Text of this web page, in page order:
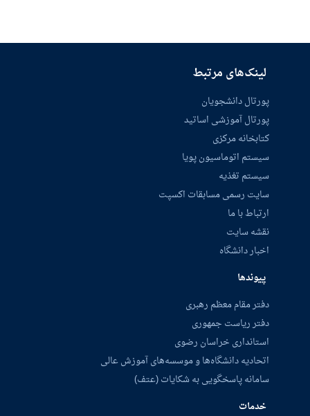
لینک‌های مرتبط
پورتال دانشجویان
پورتال آموزشی اساتید
کتابخانه مرکزی
سیستم اتوماسیون پویا
سیستم تغذیه
سایت رسمی مسابقات اکسپت
ارتباط با ما
نقشه سایت
اخبار دانشگاه
پیوندها
دفتر مقام معظم رهبری
دفتر ریاست جمهوری
استانداری خراسان رضوی
اتحادیه دانشگاه‌ها و موسسه‌های آموزش عالی
سامانه پاسخگویی به شکایات (عتف)
خدمات